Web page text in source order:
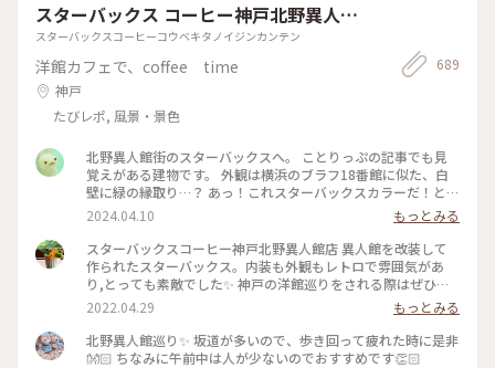
スターバックス コーヒー神戸北野異人館
店
スターバックスコーヒーコウベキタノイジンカンテン
洋館カフェで、coffee time
神戸
たびレポ, 風景・景色
689
北野異人館街のスターバックスへ。 ことりっぷの記事でも見
覚えがある建物です。 外観は横浜のブラフ18番館に似た、白
壁に緑の縁取り…？ あっ！これスターバックスカラーだ！と気
付き、楽しくなりました。室内の暖炉やソファ、アンティーク
もお洒落。 有形文化財の洋館の中でコーヒーが飲めるなんて、
旅の醍醐味ですね♪ #神戸 #スターバックス #スターバックス
コーヒー神戸北野異人館店 #北野異人館街 #有形文化財 #私の
ことりっぷ旅
2024.04.10
もっとみる
スターバックスコーヒー神戸北野異人館店 異人館を改装して
作られたスターバックス。内装も外観もレトロで雰囲気があ
り,とっても素敵でした✨ 神戸の洋館巡りをされる際はぜひこ
こで一息ついてみてはいかがでしょうか？ #ヒーリング旅 #春
風さんぽ #Myことりっぷ #神戸#異人館#レトロ#兵庫県#スタ
ーバックス#スタバ
2022.04.29
もっとみる
北野異人館巡り✨ 坂道が多いので、歩き回って疲れた時に是非
👐🏻 ちなみに午前中は人が少ないのでおすすめです👏🏻